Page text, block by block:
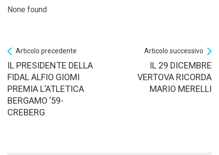
None found
Articolo precedente
IL PRESIDENTE DELLA
FIDAL ALFIO GIOMI
PREMIA L’ATLETICA
BERGAMO ’59-
CREBERG
Articolo successivo
IL 29 DICEMBRE
VERTOVA RICORDA
MARIO MERELLI